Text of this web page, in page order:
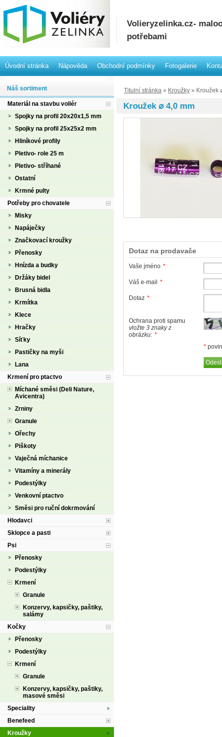
Volieryzelinka.cz-
potřebami
Úvodní stránka Nápověda Obchodní podmínky Fotogalerie
Titulní stránka » Kroužky » Kroužek
Kroužek ⌀ 4,0 mm
Dotaz na prodavače
Vaše jméno *
Váš e-mail *
Dotaz *
Ochrana proti spamu
vložte 3 znaky z
obrázku: *
*
Náš sortiment
Materiál na stavbu voliér
Spojky na profil 20x20x1,5 mm
Spojky na profil 25x25x2 mm
Hliníkové profily
Pletivo- role 25 m
Pletivo- stříhané
Ostatní
Krmné pulty
Potřeby pro chovatele
Misky
Napáječky
Značkovací kroužky
Přenosky
Hnízda a budky
Držáky bidel
Brusná bidla
Krmítka
Klece
Hračky
Síťky
Pastičky na myši
Lana
Krmení pro ptactvo
Míchané směsi (Deli Nature,
Avicentra)
Zrniny
Granule
Ořechy
Piškoty
Vaječná míchanice
Vitamíny a minerály
Podestýlky
Venkovní ptactvo
Směsi pro ruční dokrmování
Hlodavci
Sklopce a pasti
Psi
Přenosky
Podestýlky
Krmení
Granule
Konzervy, kapsičky, paštiky,
salámy
Kočky
Přenosky
Podestýlky
Krmení
Granule
Konzervy, kapsičky, paštiky,
masové směsi
Speciality
Benefeed
Kroužky